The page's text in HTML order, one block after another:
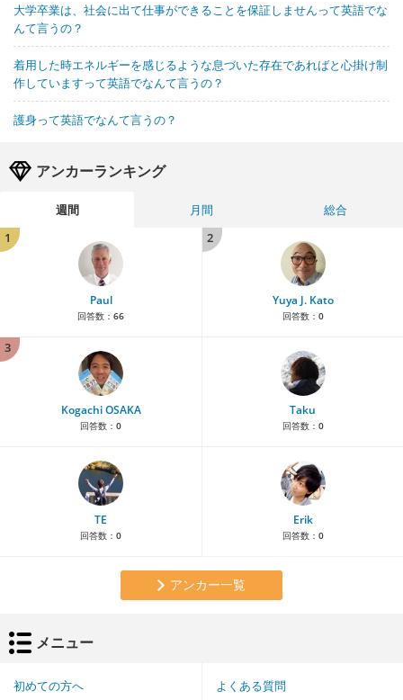
大学卒業は、社会に出て仕事ができることを保証しませんって英語でな
んて言うの？
着用した時エネルギーを感じるような息づいた存在であればと心掛け制
作していますって英語でなんて言うの？
護身って英語でなんて言うの？
アンカーランキング
週間 月間
総合
1
Paul
回答数： 66
2
Yuya J. Kato
回答数： 0
3
Kogachi OSAKA
回答数： 0
Taku
回答数： 0
TE
回答数： 0
Erik
回答数： 0
アンカー一覧
メニュー
初めての方へ よくある質問